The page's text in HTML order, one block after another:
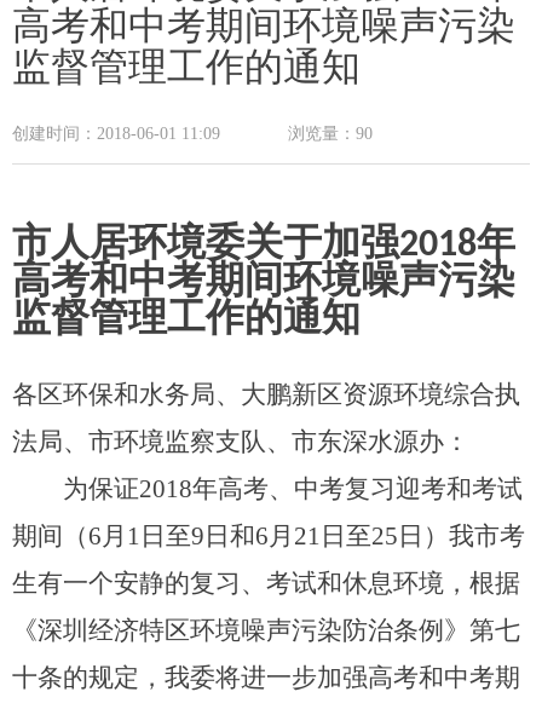
高考和中考期间环境噪声污染
监督管理工作的通知
创建时间： 2018-06-01 11:09 浏览量： 90
市人居环境委关于加强2018年
高考和中考期间环境噪声污染
监督管理工作的通知
各区环保和水务局、大鹏新区资源环境综合执
法局、市环境监察支队、市东深水源办：
为保证2018年高考、中考复习迎考和考试
期间（6月1日至9日和6月21日至25日）我市考
生有一个安静的复习、考试和休息环境，根据
《深圳经济特区环境噪声污染防治条例》第七
十条的规定，我委将进一步加强高考和中考期